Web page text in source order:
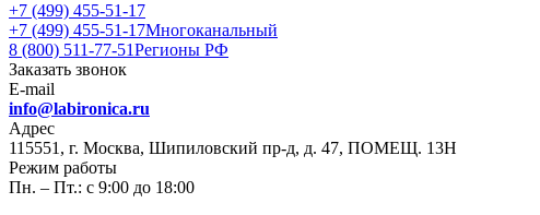
+7 (499) 455-51-17
+7 (499) 455-51-17Многоканальный
8 (800) 511-77-51Регионы РФ
Заказать звонок
E-mail
info@labironica.ru
Адрес
115551, г. Москва, Шипиловский пр-д, д. 47, ПОМЕЩ. 13Н
Режим работы
Пн. – Пт.: с 9:00 до 18:00